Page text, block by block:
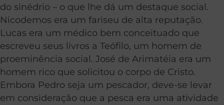
do sinédrio – o que lhe dá um destaque social.
Nicodemos era um fariseu de alta reputação.
Lucas era um médico bem conceituado que
escreveu seus livros a Teófilo, um homem de
proeminência social. José de Arimatéia era um
homem rico que solicitou o corpo de Cristo.
Embora Pedro seja um pescador, deve-se levar
em consideração que a pesca era uma atividade